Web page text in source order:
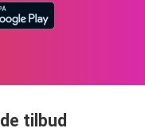
tilbud